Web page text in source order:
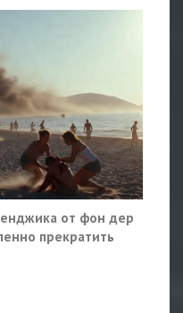
от фон дер
прекратить